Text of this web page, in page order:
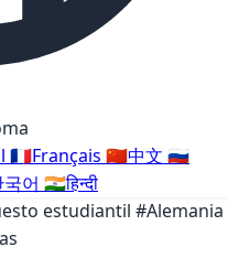
🇫🇷Français 🇨🇳中文 🇷🇺
국어 🇮🇳हिन्दी
estudiantil #Alemania